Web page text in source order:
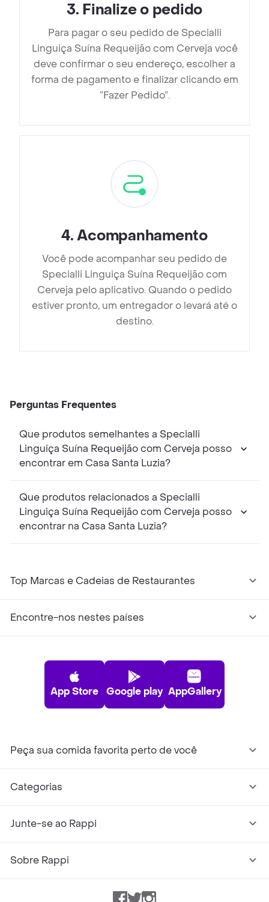
3. Finalize o pedido
Para pagar o seu pedido de Specialli
Linguiça Suína Requeijão com Cerveja você
deve confirmar o seu endereço, escolher a
forma de pagamento e finalizar clicando em
”Fazer Pedido”.
4.Acompanhamento
Você pode acompanhar seu pedido de
Specialli Linguiça Suína Requeijão com
Cerveja pelo aplicativo. Quando o pedido
estiver pronto, um entregador o levará até o
destino.
Perguntas Frequentes
Que produtos semelhantes a Specialli
Linguiça Suína Requeijão com Cerveja posso
encontrar em Casa Santa Luzia?
Que produtos relacionados a Specialli
Linguiça Suína Requeijão com Cerveja posso
encontrar na Casa Santa Luzia?
Top Marcas e Cadeias de Restaurantes
Encontre-nos nestes países
App Store Google play AppGallery
Peça sua comida favorita perto de você
Categorias
Junte-se ao Rappi
Sobre Rappi
Facebook
TwitterInstagram